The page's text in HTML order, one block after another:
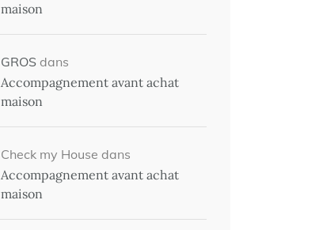
maison
GROS dans
Accompagnement avant achat
maison
Check my House dans
Accompagnement avant achat
maison